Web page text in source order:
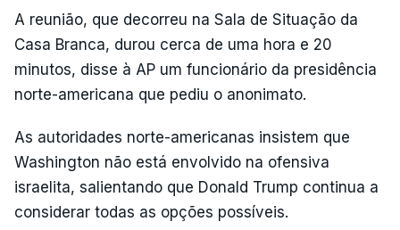
A reunião, que decorreu na Sala de Situação da
Casa Branca, durou cerca de uma hora e 20
minutos, disse à AP um funcionário da presidência
norte-americana que pediu o anonimato.
As autoridades norte-americanas insistem que
Washington não está envolvido na ofensiva
israelita, salientando que Donald Trump continua a
considerar todas as opções possíveis.